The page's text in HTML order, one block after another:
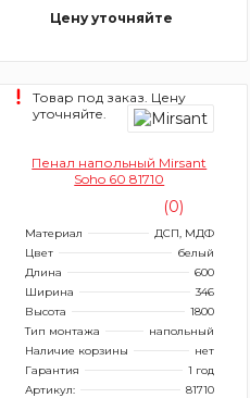
Цену уточняйте
Товар под заказ. Цену
уточняйте.
Пенал напольный Mirsant
Soho 60 81710
(0)
Материал
ДСП, МДФ
Цвет
белый
Длина
600
Ширина
346
Высота
1800
Тип монтажа
напольный
Наличие корзины
нет
Гарантия
1 год
Артикул:
81710